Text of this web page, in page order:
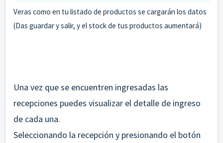
Veras como en tu listado de productos se cargarán los datos
(Das guardar y salir, y el stock de tus productos aumentará)
Una vez que se encuentren ingresadas las
recepciones puedes visualizar el detalle de ingreso
de cada una.
Seleccionando la recepción y presionando el botón